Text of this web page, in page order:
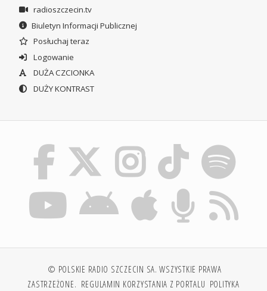
radioszczecin.tv
Biuletyn Informacji Publicznej
Posłuchaj teraz
Logowanie
DUŻA CZCIONKA
DUŻY KONTRAST
© POLSKIE RADIO SZCZECIN SA. WSZYSTKIE PRAWA
ZASTRZEŻONE. REGULAMIN KORZYSTANIA Z PORTALU POLITYKA